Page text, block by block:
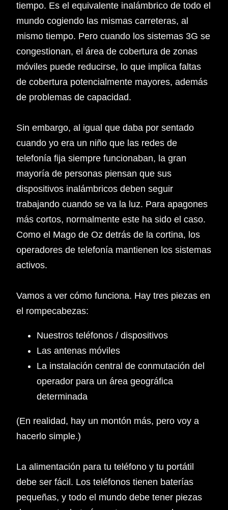
tiempo. Es el equivalente inalámbrico de todo el
mundo cogiendo las mismas carreteras, al
mismo tiempo. Pero cuando los sistemas 3G se
congestionan, el área de cobertura de zonas
móviles puede reducirse, lo que implica faltas
de cobertura potencialmente mayores, además
de problemas de capacidad.
Sin embargo, al igual que daba por sentado
cuando yo era un niño que las redes de
telefonía fija siempre funcionaban, la gran
mayoría de personas piensan que sus
dispositivos inalámbricos deben seguir
trabajando cuando se va la luz. Para apagones
más cortos, normalmente este ha sido el caso.
Como el Mago de Oz detrás de la cortina, los
operadores de telefonía mantienen los sistemas
activos.
Vamos a ver cómo funciona. Hay tres piezas en
el rompecabezas:
Nuestros teléfonos / dispositivos
Las antenas móviles
La instalación central de conmutación del
operador para un área geográfica
determinada
(En realidad, hay un montón más, pero voy a
hacerlo simple.)
La alimentación para tu teléfono y tu portátil
debe ser fácil. Los teléfonos tienen baterías
pequeñas, y todo el mundo debe tener piezas